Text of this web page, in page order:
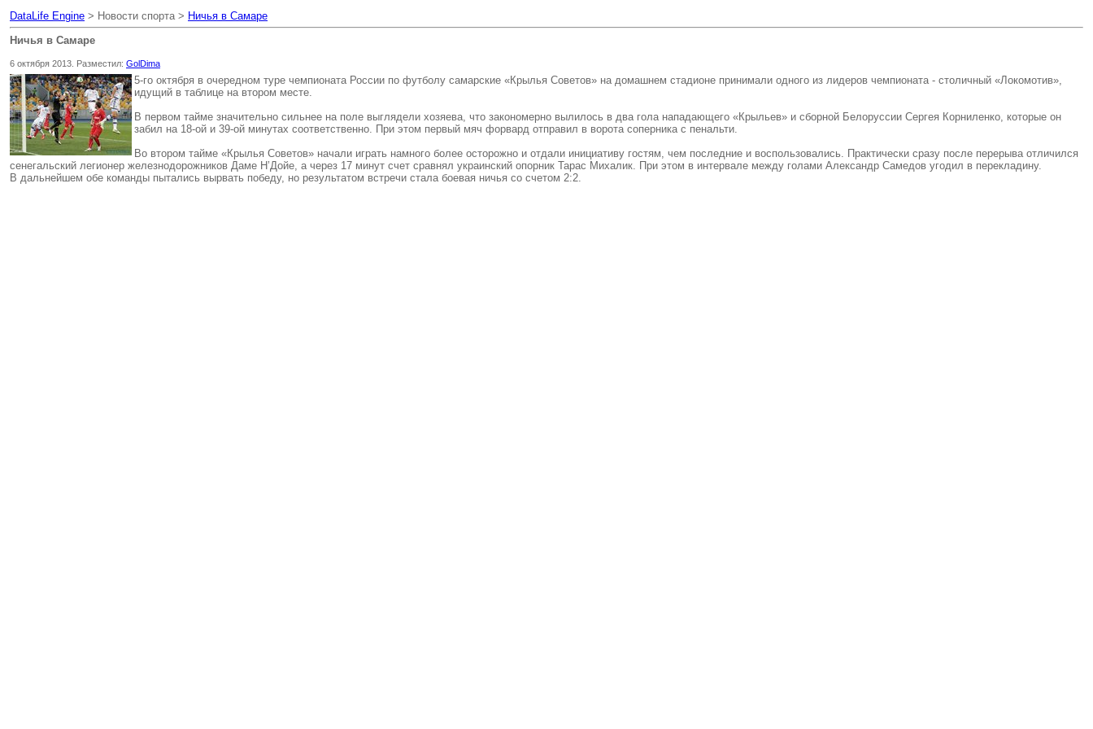
DataLife Engine > Новости спорта > Ничья в Самаре
Ничья в Самаре
6 октября 2013. Разместил: GolDima
5-го октября в очередном туре чемпионата России по футболу самарские «Крылья Советов» на домашнем стадионе принимали одного из лидеров чемпионата - столичный «Локомотив»,
идущий в таблице на втором месте.
В первом тайме значительно сильнее на поле выглядели хозяева, что закономерно вылилось в два гола нападающего «Крыльев» и сборной Белоруссии Сергея Корниленко, которые он
забил на 18-ой и 39-ой минутах соответственно. При этом первый мяч форвард отправил в ворота соперника с пенальти.
Во втором тайме «Крылья Советов» начали играть намного более осторожно и отдали инициативу гостям, чем последние и воспользовались. Практически сразу после перерыва отличился
сенегальский легионер железнодорожников Даме Н’Дойе, а через 17 минут счет сравнял украинский опорник Тарас Михалик. При этом в интервале между голами Александр Самедов угодил в перекладину.
В дальнейшем обе команды пытались вырвать победу, но результатом встречи стала боевая ничья со счетом 2:2.